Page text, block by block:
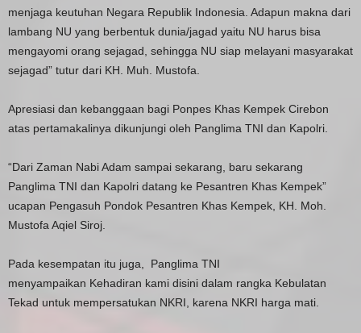
menjaga keutuhan Negara Republik Indonesia. Adapun makna dari
lambang NU yang berbentuk dunia/jagad yaitu NU harus bisa
mengayomi orang sejagad, sehingga NU siap melayani masyarakat
sejagad” tutur dari KH. Muh. Mustofa.
Apresiasi dan kebanggaan bagi Ponpes Khas Kempek Cirebon
atas pertamakalinya dikunjungi oleh Panglima TNI dan Kapolri.
“Dari Zaman Nabi Adam sampai sekarang, baru sekarang
Panglima TNI dan Kapolri datang ke Pesantren Khas Kempek”
ucapan Pengasuh Pondok Pesantren Khas Kempek, KH. Moh.
Mustofa Aqiel Siroj.
Pada kesempatan itu juga, Panglima TNI
menyampaikan Kehadiran kami disini dalam rangka Kebulatan
Tekad untuk mempersatukan NKRI, karena NKRI harga mati.